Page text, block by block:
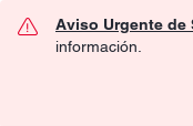
Aviso Urgente de
información.